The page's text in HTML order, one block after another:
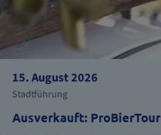
15. August 2026
Stadtführung
Ausverkauft: ProBierTour